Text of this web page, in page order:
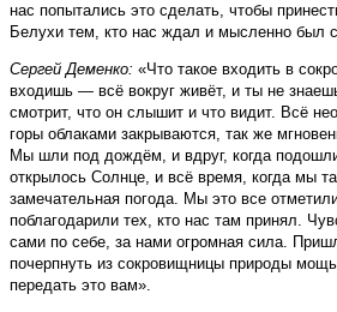
нас попытались это сделать, чтобы
Белухи тем, кто нас ждал и мысленно был
Сергей Деменко: «Что такое входить в
входишь — всё вокруг живёт, и ты не
смотрит, что он слышит и что видит. Всё
горы облаками закрываются, так же
Мы шли под дождём, и вдруг, когда
открылось Солнце, и всё время, когда мы
замечательная погода. Мы это все
поблагодарили тех, кто нас там принял.
сами по себе, за нами огромная сила.
почерпнуть из сокровищницы природы
передать это вам».